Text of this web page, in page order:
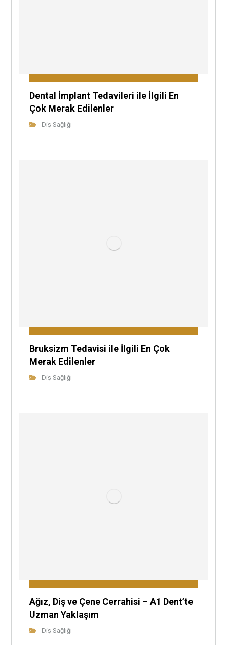
Dental İmplant Tedavileri ile İlgili En
Çok Merak Edilenler
Diş Sağlığı
Bruksizm Tedavisi ile İlgili En Çok
Merak Edilenler
Diş Sağlığı
Ağız, Diş ve Çene Cerrahisi – A1 Dent’te
Uzman Yaklaşım
Diş Sağlığı